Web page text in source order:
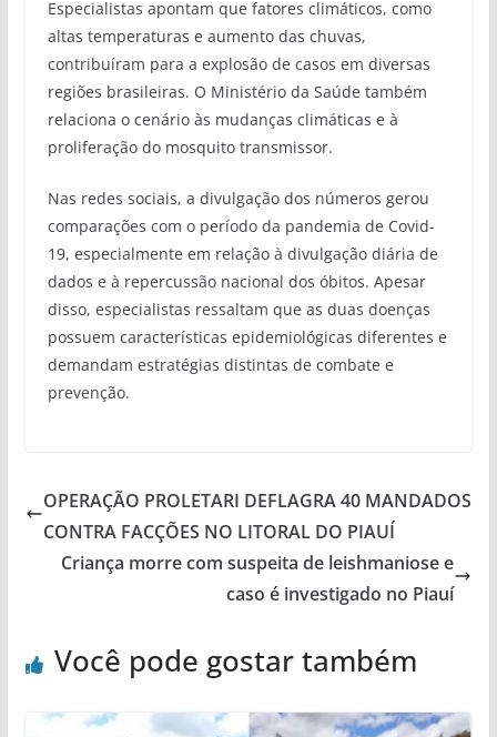
Especialistas apontam que fatores climáticos, como
altas temperaturas e aumento das chuvas,
contribuíram para a explosão de casos em diversas
regiões brasileiras. O Ministério da Saúde também
relaciona o cenário às mudanças climáticas e à
proliferação do mosquito transmissor.
Nas redes sociais, a divulgação dos números gerou
comparações com o período da pandemia de Covid-
19, especialmente em relação à divulgação diária de
dados e à repercussão nacional dos óbitos. Apesar
disso, especialistas ressaltam que as duas doenças
possuem características epidemiológicas diferentes e
demandam estratégias distintas de combate e
prevenção.
OPERAÇÃO PROLETARI DEFLAGRA 40 MANDADOS
CONTRA FACÇÕES NO LITORAL DO PIAUÍ
Criança morre com suspeita de leishmaniose e
caso é investigado no Piauí
Você pode gostar também